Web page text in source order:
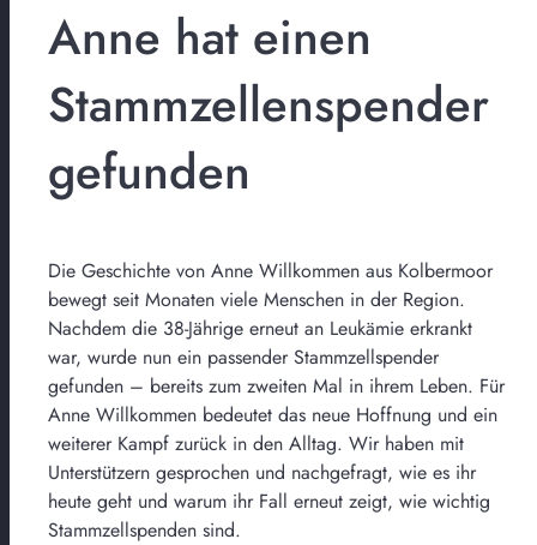
Anne hat einen
Stammzellenspender
gefunden
Die Geschichte von Anne Willkommen aus Kolbermoor
bewegt seit Monaten viele Menschen in der Region.
Nachdem die 38-Jährige erneut an Leukämie erkrankt
war, wurde nun ein passender Stammzellspender
gefunden – bereits zum zweiten Mal in ihrem Leben. Für
Anne Willkommen bedeutet das neue Hoffnung und ein
weiterer Kampf zurück in den Alltag. Wir haben mit
Unterstützern gesprochen und nachgefragt, wie es ihr
heute geht und warum ihr Fall erneut zeigt, wie wichtig
Stammzellspenden sind.